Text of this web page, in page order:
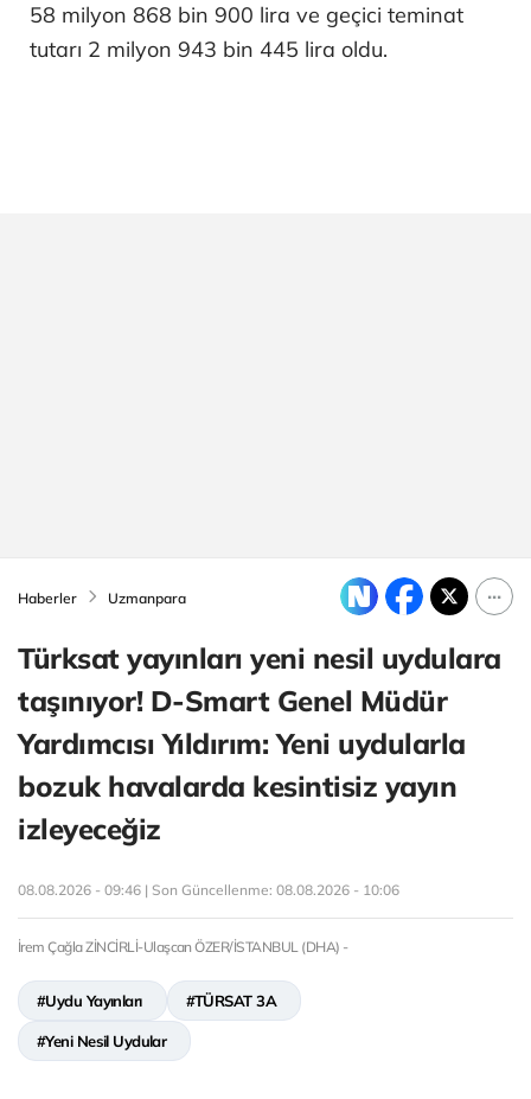
58 milyon 868 bin 900 lira ve geçici teminat
tutarı 2 milyon 943 bin 445 lira oldu.
Haberler Uzmanpara
Türksat yayınları yeni nesil uydulara
taşınıyor! D-Smart Genel Müdür
Yardımcısı Yıldırım: Yeni uydularla
bozuk havalarda kesintisiz yayın
izleyeceğiz
08.08.2026 - 09:46 | Son Güncellenme: 08.08.2026 - 10:06
İrem Çağla ZİNCİRLİ-Ulaşcan ÖZER/İSTANBUL (DHA) -
#Uydu Yayınları #TÜRSAT 3A
#Yeni Nesil Uydular